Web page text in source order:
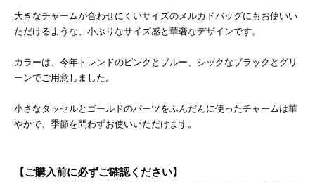
大きなチャームが合わせにくいサイズのメルカドバッグにもお使いい
ただけるような、小ぶりなサイズ感と華奢なデザインです。
カラーは、今年トレンドのピンクとブルー、シックなブラックとグリ
ーンでご用意しました。
小さなタッセルとゴールドのパーツをふんだんに使ったチャームは華
やかで、季節を問わずお使いいただけます。
【ご購入前に必ずご確認ください】